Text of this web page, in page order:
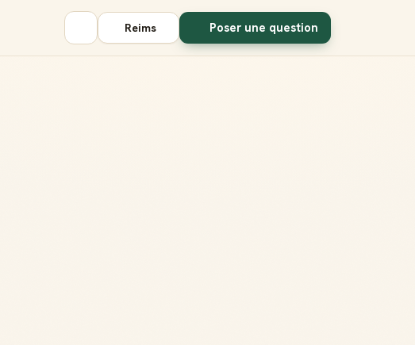
Reims Poser une question